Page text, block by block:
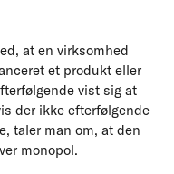
at en virksomhed
et produkt eller
vist sig at
der ikke efterfølgende
taler man om, at den
monopol.